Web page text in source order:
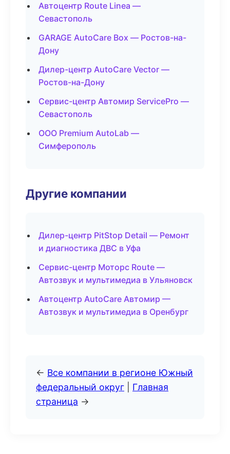
Автоцентр Route Linea —
Севастополь
GARAGE AutoCare Box — Ростов-на-
Дону
Дилер-центр AutoCare Vector —
Ростов-на-Дону
Сервис-центр Автомир ServicePro —
Севастополь
ООО Premium AutoLab —
Симферополь
Другие компании
Дилер-центр PitStop Detail — Ремонт
и диагностика ДВС в Уфа
Сервис-центр Моторс Route —
Автозвук и мультимедиа в Ульяновск
Автоцентр AutoCare Автомир —
Автозвук и мультимедиа в Оренбург
← Все компании в регионе Южный
федеральный округ
Главная
страница →